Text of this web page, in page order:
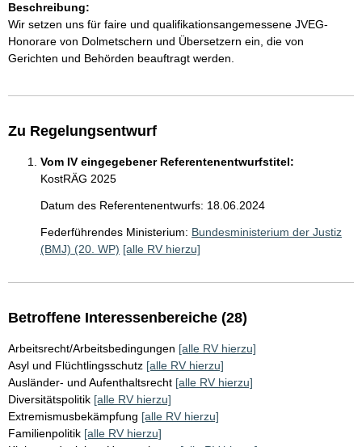
Beschreibung:
Wir setzen uns für faire und qualifikationsangemessene JVEG-
Honorare von Dolmetschern und Übersetzern ein, die von
Gerichten und Behörden beauftragt werden.
Zu Regelungsentwurf
Vom IV eingegebener Referentenentwurfstitel:
KostRÄG 2025
Datum des Referentenentwurfs: 18.06.2024
Federführendes Ministerium: Bundesministerium der Justiz
(BMJ) (20. WP) [alle RV hierzu]
Betroffene Interessenbereiche (28)
Arbeitsrecht/Arbeitsbedingungen [alle RV hierzu]
Asyl und Flüchtlingsschutz [alle RV hierzu]
Ausländer- und Aufenthaltsrecht [alle RV hierzu]
Diversitätspolitik [alle RV hierzu]
Extremismusbekämpfung [alle RV hierzu]
Familienpolitik [alle RV hierzu]